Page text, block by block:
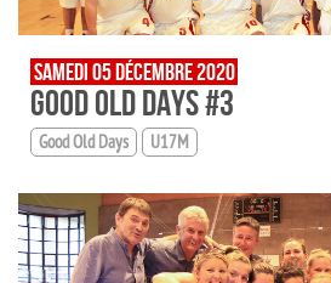
SAMEDI 05 DÉCEMBRE 2020
GOOD OLD DAYS #3
Good Old Days U17M